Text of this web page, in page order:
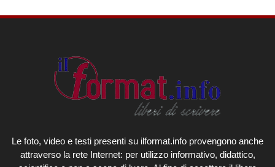
Le foto, video e testi presenti su ilformat.info provengono anche
attraverso la rete Internet: per utilizzo informativo, didattico,